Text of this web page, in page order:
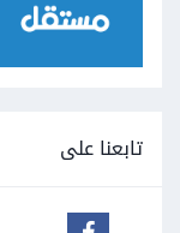
تابعنا على